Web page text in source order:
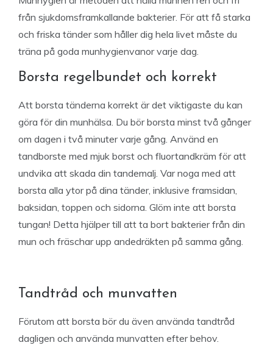
från sjukdomsframkallande bakterier. För att få starka
och friska tänder som håller dig hela livet måste du
träna på goda munhygienvanor varje dag.
Borsta regelbundet och korrekt
Att borsta tänderna korrekt är det viktigaste du kan
göra för din munhälsa. Du bör borsta minst två gånger
om dagen i två minuter varje gång. Använd en
tandborste med mjuk borst och fluortandkräm för att
undvika att skada din tandemalj. Var noga med att
borsta alla ytor på dina tänder, inklusive framsidan,
baksidan, toppen och sidorna. Glöm inte att borsta
tungan! Detta hjälper till att ta bort bakterier från din
mun och fräschar upp andedräkten på samma gång.
Tandtråd och munvatten
Förutom att borsta bör du även använda tandtråd
dagligen och använda munvatten efter behov.